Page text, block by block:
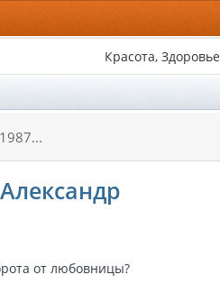
Красота, Здоровье
от любовницы?